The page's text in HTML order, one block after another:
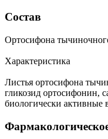
Состав
Ортосифона
Характеристика
Листья ортосифона
гликозид ортосифонин,
биологически активные